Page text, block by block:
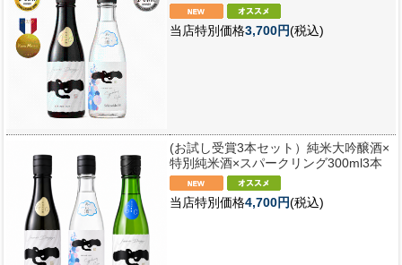
当店特別価格3,700円(税込)
(お試し受賞3本セット）純米大吟醸酒×
特別純米酒×スパークリング300ml3本
当店特別価格4,700円(税込)